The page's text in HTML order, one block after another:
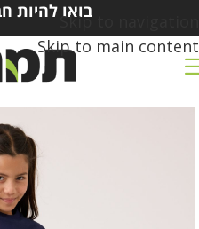
Skip to navigation
Skip to main content
בואו להיות